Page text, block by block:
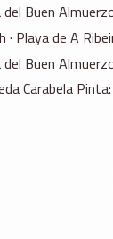
del Buen
Playa de A
del Buen
Carabela